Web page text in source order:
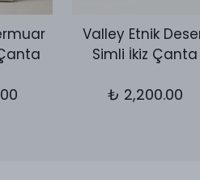
Valley Etnik
Simli İkiz Çanta
₺ 2,200.00